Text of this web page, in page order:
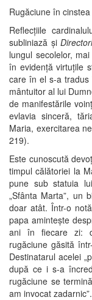
Rugăciune în
Reflecțiile
subliniază și
lungul secolelor,
în evidenţă virtuţile
care în el s-a tradus
mântuitor al lui
de manifestările
evlavia sinceră,
Maria, exercitarea
219).
Este cunoscută
timpul călătoriei la
pune sub statuia
„Sfânta Marta”, un
doar atât. Într-o
papa amintește
ani în fiecare zi:
rugăciune găsită
Destinatarul acelei
după ce i s-a
rugăciune se
am invocat zadarnic”.